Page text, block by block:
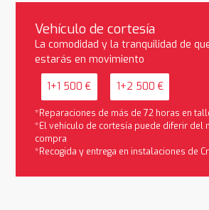
Vehículo de cortesía
La comodidad y la tranquilidad de
estarás en movimiento
1+1 500 € 1+2 500 €
*Reparaciones de más de 72 horas en
*El vehículo de cortesía puede diferir del
compra
*Recogida y entrega en instalaciones de